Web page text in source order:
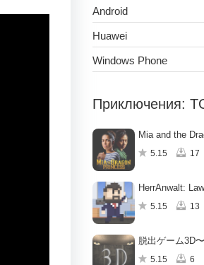
Android
Huawei
Windows Phone
Приключения:
Mia and the
5.15 17
HerrAnwalt:
5.15 13
脱出ゲーム3D
5.15 6